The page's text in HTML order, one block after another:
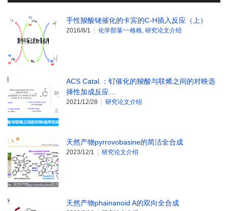
手性羧酸铑催化的卡宾的C-H插入反应（上）
2016/8/1 化学部落~~格格 研究论文介绍
ACS Catal.：钌催化的羧酸与联烯之间的对映选
择性加成反应…
2021/12/28 研究论文介绍
天然产物pyrrovobasine的简洁全合成
2023/12/1 研究论文介绍
天然产物phainanoid A的双向全合成